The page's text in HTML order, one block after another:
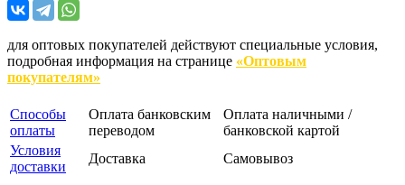
для оптовых покупателей действуют специальные условия,
подробная информация на странице «Оптовым
покупателям»
Способы
оплаты
Оплата банковским
переводом
Оплата наличными /
банковской картой
Условия
доставки
Доставка Самовывоз